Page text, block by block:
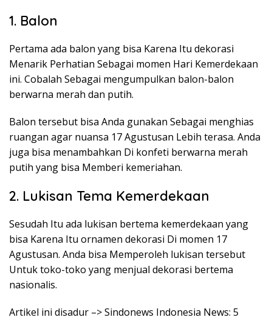
1. Balon
Pertama ada balon yang bisa Karena Itu dekorasi
Menarik Perhatian Sebagai momen Hari Kemerdekaan
ini. Cobalah Sebagai mengumpulkan balon-balon
berwarna merah dan putih.
Balon tersebut bisa Anda gunakan Sebagai menghias
ruangan agar nuansa 17 Agustusan Lebih terasa. Anda
juga bisa menambahkan Di konfeti berwarna merah
putih yang bisa Memberi kemeriahan.
2. Lukisan Tema Kemerdekaan
Sesudah Itu ada lukisan bertema kemerdekaan yang
bisa Karena Itu ornamen dekorasi Di momen 17
Agustusan. Anda bisa Memperoleh lukisan tersebut
Untuk toko-toko yang menjual dekorasi bertema
nasionalis.
Artikel ini disadur –> Sindonews Indonesia News: 5